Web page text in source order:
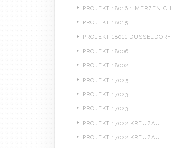
PROJEKT 18016.1 MERZENICH
PROJEKT 18015
PROJEKT 18011 DÜSSELDORF
PROJEKT 18006
PROJEKT 18002
PROJEKT 17025
PROJEKT 17023
PROJEKT 17023
PROJEKT 17022 KREUZAU
PROJEKT 17022 KREUZAU